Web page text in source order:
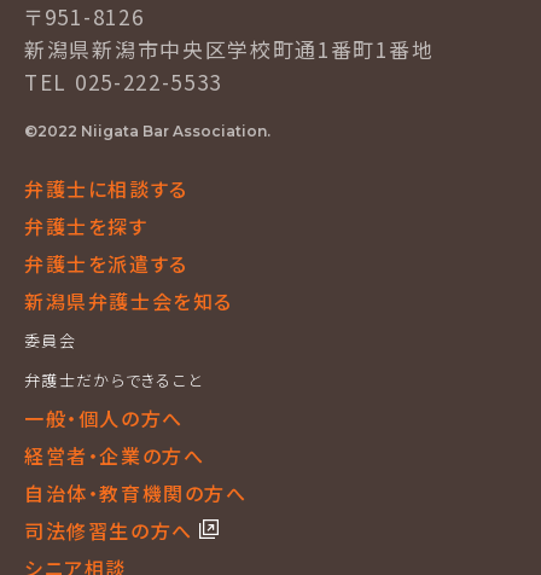
〒951-8126
新潟県新潟市中央区学校町通1番町1番地
TEL 025-222-5533
©2022 Niigata Bar Association.
弁護士に相談する
弁護士を探す
弁護士を派遣する
新潟県弁護士会を知る
委員会
弁護士だからできること
一般・個人の方へ
経営者・企業の方へ
自治体・教育機関の方へ
司法修習生の方へ
シニア相談